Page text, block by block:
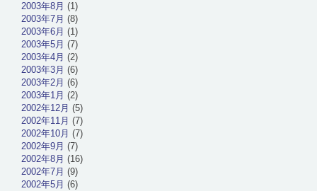
2003年8月 (1)
2003年7月 (8)
2003年6月 (1)
2003年5月 (7)
2003年4月 (2)
2003年3月 (6)
2003年2月 (6)
2003年1月 (2)
2002年12月 (5)
2002年11月 (7)
2002年10月 (7)
2002年9月 (7)
2002年8月 (16)
2002年7月 (9)
2002年5月 (6)